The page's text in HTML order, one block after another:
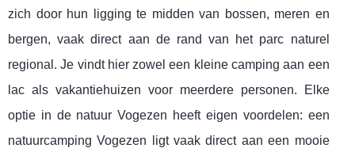
zich door hun ligging te midden van bossen, meren en
bergen, vaak direct aan de rand van het parc naturel
regional. Je vindt hier zowel een kleine camping aan een
lac als vakantiehuizen voor meerdere personen. Elke
optie in de natuur Vogezen heeft eigen voordelen: een
natuurcamping Vogezen ligt vaak direct aan een mooie